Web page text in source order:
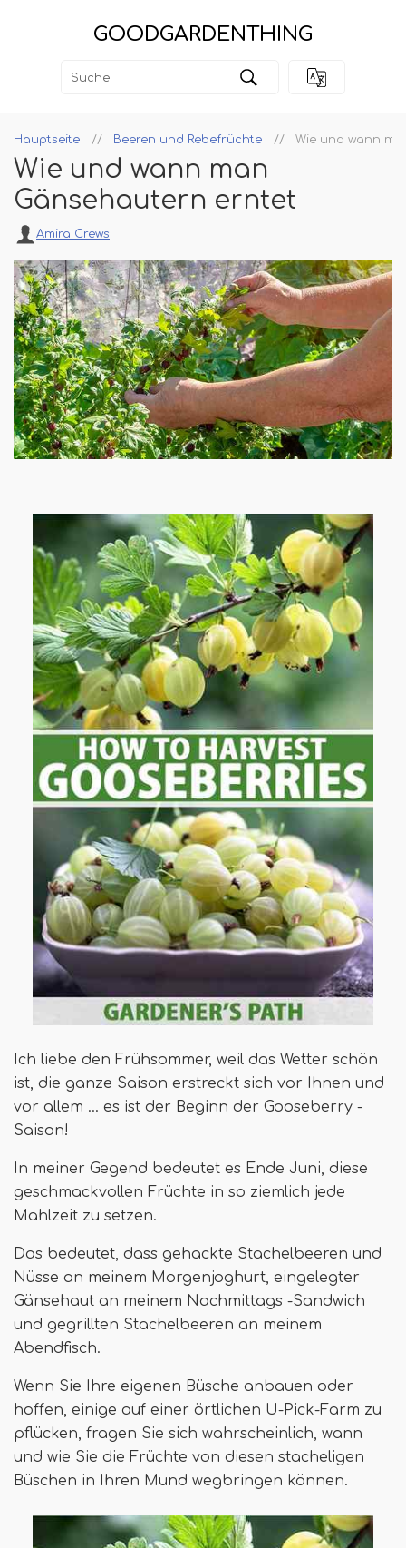
GOODGARDENTHING
Hauptseite Beeren und Rebefrüchte Wie und wann
Wie und wann man
Gänsehautern erntet
Amira Crews
Ich liebe den Frühsommer, weil das Wetter schön
ist, die ganze Saison erstreckt sich vor Ihnen und
vor allem ... es ist der Beginn der Gooseberry -
Saison!
In meiner Gegend bedeutet es Ende Juni, diese
geschmackvollen Früchte in so ziemlich jede
Mahlzeit zu setzen.
Das bedeutet, dass gehackte Stachelbeeren und
Nüsse an meinem Morgenjoghurt, eingelegter
Gänsehaut an meinem Nachmittags -Sandwich
und gegrillten Stachelbeeren an meinem
Abendfisch.
Wenn Sie Ihre eigenen Büsche anbauen oder
hoffen, einige auf einer örtlichen U-Pick-Farm zu
pflücken, fragen Sie sich wahrscheinlich, wann
und wie Sie die Früchte von diesen stacheligen
Büschen in Ihren Mund wegbringen können.